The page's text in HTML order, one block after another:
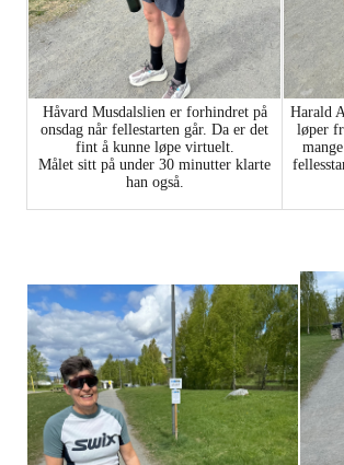
Håvard Musdalslien er forhindret på
onsdag når fellestarten går. Da er det
fint å kunne løpe virtuelt.
Målet sitt på under 30 minutter klarte
han også.
Harald
løper